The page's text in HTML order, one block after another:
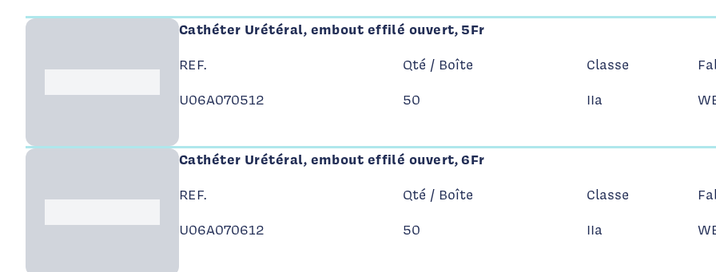
Cathéter Urétéral, embout effilé ouvert, 5Fr
REF. Qté / Boîte Classe
U06A070512
50 IIa
Cathéter Urétéral, embout effilé ouvert, 6Fr
REF. Qté / Boîte Classe
U06A070612
50 IIa